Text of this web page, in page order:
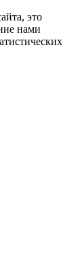
это
нами